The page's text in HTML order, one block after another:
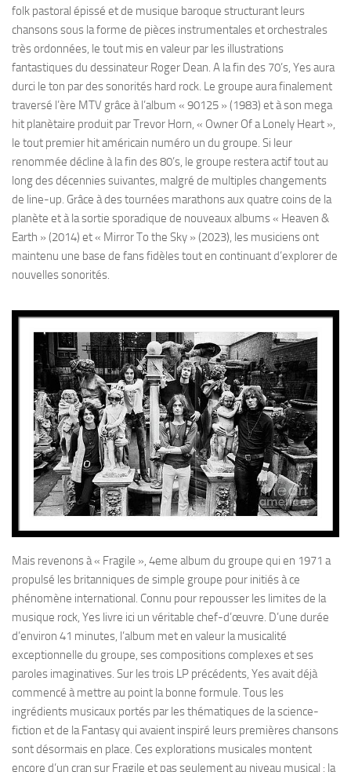
folk pastoral épissé et de musique baroque structurant leurs
chansons sous la forme de pièces instrumentales et orchestrales
très ordonnées, le tout mis en valeur par les illustrations
fantastiques du dessinateur Roger Dean. A la fin des 70’s, Yes aura
durci le ton par des sonorités hard rock. Le groupe aura finalement
traversé l’ère MTV grâce à l’album « 90125 » (1983) et à son mega
hit planètaire produit par Trevor Horn, « Owner Of a Lonely Heart »,
le tout premier hit américain numéro un du groupe. Si leur
renommée décline à la fin des 80’s, le groupe restera actif tout au
long des décennies suivantes, malgré de multiples changements
de line-up. Grâce à des tournées marathons aux quatre coins de la
planète et à la sortie sporadique de nouveaux albums « Heaven &
Earth » (2014) et « Mirror To the Sky » (2023), les musiciens ont
maintenu une base de fans fidèles tout en continuant d’explorer de
nouvelles sonorités.
Mais revenons à « Fragile », 4eme album du groupe qui en 1971 a
propulsé les britanniques de simple groupe pour initiés à ce
phénomène international. Connu pour repousser les limites de la
musique rock, Yes livre ici un véritable chef-d’œuvre. D’une durée
d’environ 41 minutes, l’album met en valeur la musicalité
exceptionnelle du groupe, ses compositions complexes et ses
paroles imaginatives. Sur les trois LP précédents, Yes avait déjà
commencé à mettre au point la bonne formule. Tous les
ingrédients musicaux portés par les thématiques de la science-
fiction et de la Fantasy qui avaient inspiré leurs premières chansons
sont désormais en place. Ces explorations musicales montent
encore d’un cran sur Fragile et pas seulement au niveau musical : la